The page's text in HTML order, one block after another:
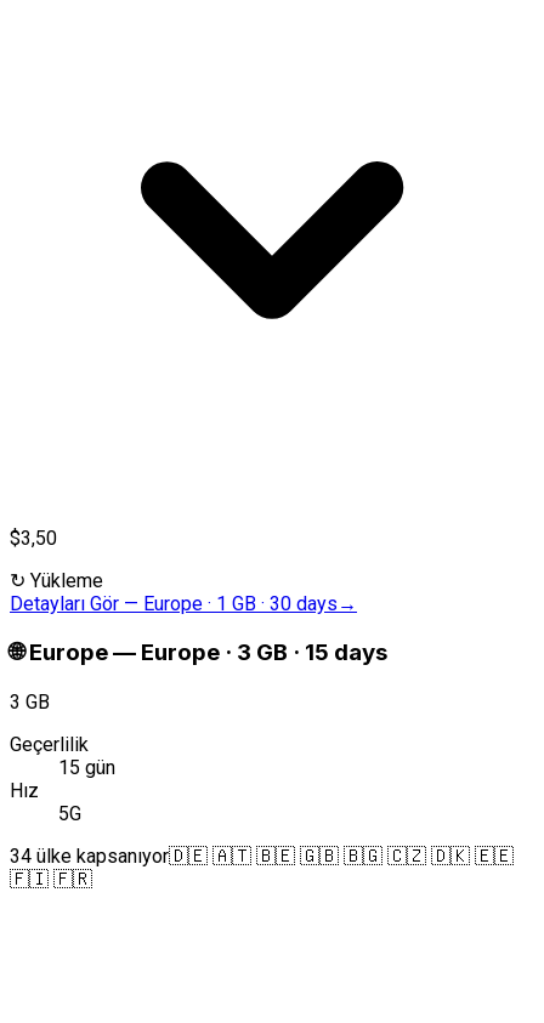
$3,50
↻ Yükleme
Detayları Gör — Europe · 1 GB · 30 days →
🌐 Europe— Europe · 3 GB · 15 days
3 GB
Geçerlilik
15 gün
Hız
5G
34 ülke kapsanıyor🇩🇪 🇦🇹 🇧🇪 🇬🇧 🇧🇬 🇨🇿 🇩🇰 🇪🇪
🇫🇮 🇫🇷